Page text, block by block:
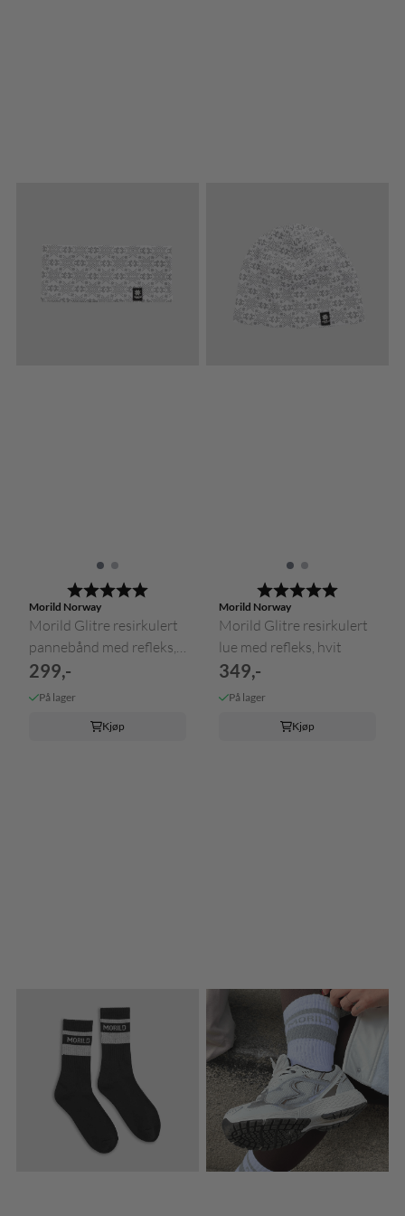
Karakter:
Morild Norway
Morild Glitre resirkulert
pannebånd med refleks,
...
299,-
På lager
Kjøp
Karakter:
Morild Norway
Morild Glitre resirkulert
lue med refleks, hvit
349,-
På lager
Kjøp